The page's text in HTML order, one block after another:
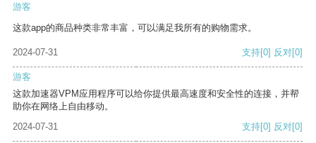
游客
这款app的商品种类非常丰富，可以满足我所有的购物需求。
2024-07-31 支持[0] 反对[0]
游客
这款加速器VPM应用程序可以给你提供最高速度和安全性的连接，并帮
助你在网络上自由移动。
2024-07-31
支持[0] 反对[0]